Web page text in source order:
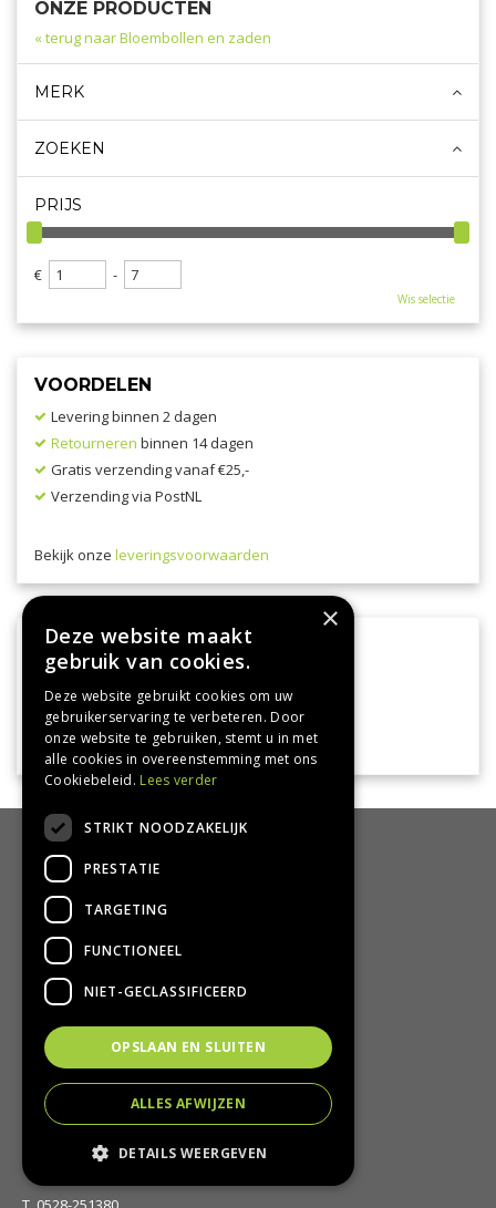
ONZE PRODUCTEN
« terug naar Bloembollen en zaden
MERK
ZOEKEN
PRIJS
€ -
Wis selectie
VOORDELEN
Levering binnen 2 dagen
Retourneren binnen 14 dagen
Gratis verzending vanaf €25,-
Verzending via PostNL
Bekijk onze leveringsvoorwaarden
VEILIG BETALEN
HANDIG
Bezorgen en afhalen
Retourbeleid
Algemene voorwaarden
Privacy Policy
Privacy statement
CONTACT
Groencentrum Hoogeveen
7909 HS Hoogeveen
×
Deze website maakt
gebruik van cookies.
Deze website gebruikt cookies om uw
gebruikerservaring te verbeteren. Door
onze website te gebruiken, stemt u in met
alle cookies in overeenstemming met ons
Cookiebeleid. Lees verder
STRIKT NOODZAKELIJK
PRESTATIE
TARGETING
FUNCTIONEEL
NIET-GECLASSIFICEERD
OPSLAAN EN SLUITEN
ALLES AFWIJZEN
DETAILS WEERGEVEN